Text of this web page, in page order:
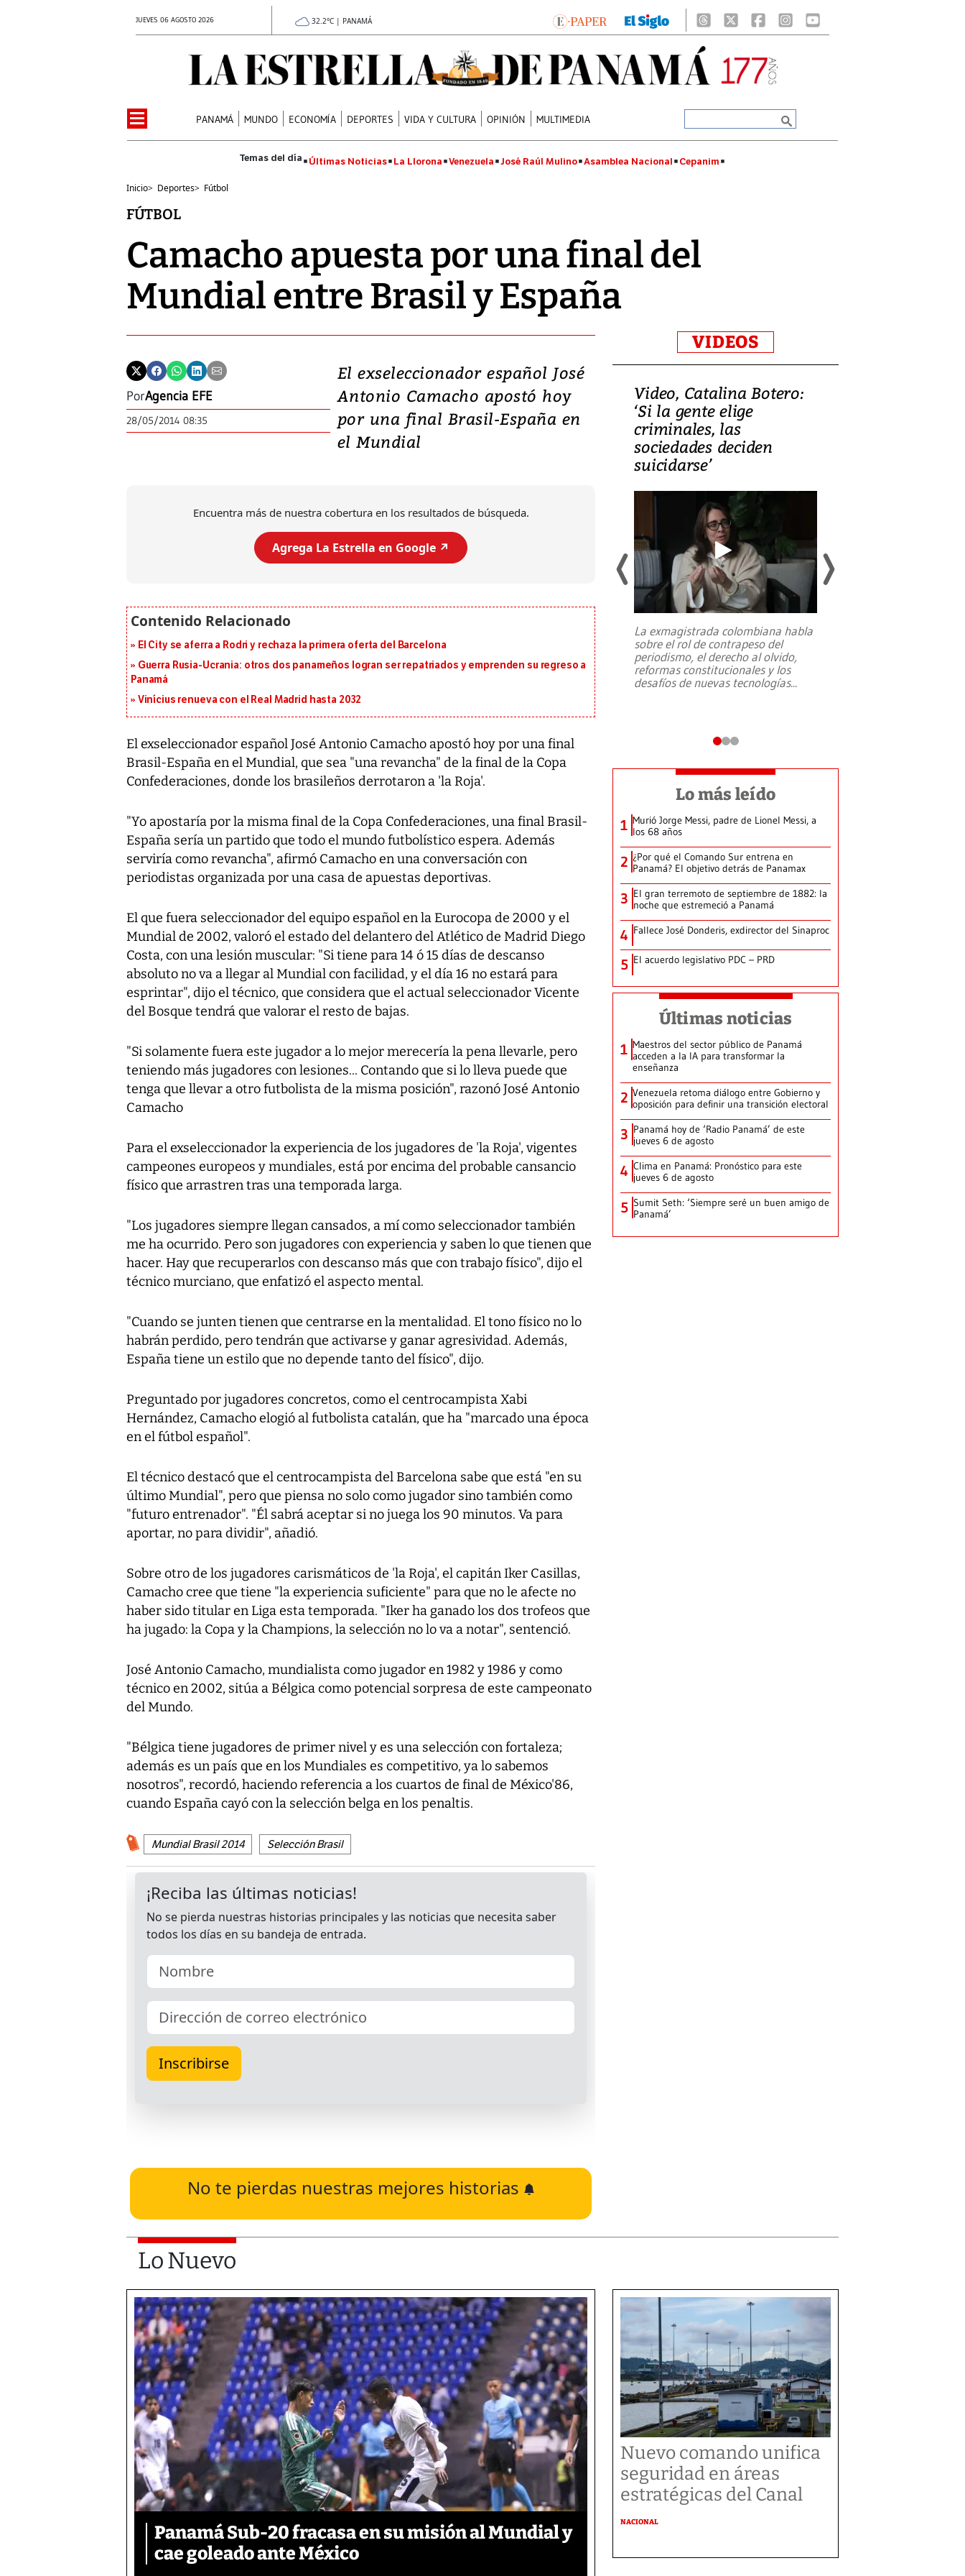
JUEVES 06 AGOSTO 2026 32.2°C | PANAMÁ
PANAMÁ MUNDO ECONOMÍA DEPORTES VIDA Y CULTURA OPINIÓN MULTIMEDIA
Últimas Noticias La Llorona Venezuela José Raúl Mulino Asamblea Nacional Cepanim
Inicio> Deportes> Fútbol
FÚTBOL
Camacho apuesta por una final del
Mundial entre Brasil y España
PorAgencia EFE
28/05/2014 08:35
El exseleccionador español José
Antonio Camacho apostó hoy
por una final Brasil-España en
el Mundial
Encuentra más de nuestra cobertura en los resultados de búsqueda.
Agrega La Estrella en Google ↗️
El City se aferra a Rodri y rechaza la primera oferta del Barcelona
Guerra Rusia-Ucrania: otros dos panameños logran ser repatriados y emprenden su regreso a
Panamá
Vinícius renueva con el Real Madrid hasta 2032
El exseleccionador español José Antonio Camacho apostó hoy por una final
Brasil-España en el Mundial, que sea "una revancha" de la final de la Copa
Confederaciones, donde los brasileños derrotaron a 'la Roja'.
"Yo apostaría por la misma final de la Copa Confederaciones, una final Brasil-
España sería un partido que todo el mundo futbolístico espera. Además
serviría como revancha", afirmó Camacho en una conversación con
periodistas organizada por una casa de apuestas deportivas.
El que fuera seleccionador del equipo español en la Eurocopa de 2000 y el
Mundial de 2002, valoró el estado del delantero del Atlético de Madrid Diego
Costa, con una lesión muscular: "Si tiene para 14 ó 15 días de descanso
absoluto no va a llegar al Mundial con facilidad, y el día 16 no estará para
esprintar", dijo el técnico, que considera que el actual seleccionador Vicente
del Bosque tendrá que valorar el resto de bajas.
"Si solamente fuera este jugador a lo mejor merecería la pena llevarle, pero
teniendo más jugadores con lesiones... Contando que si lo lleva puede que
tenga que llevar a otro futbolista de la misma posición", razonó José Antonio
Camacho
Para el exseleccionador la experiencia de los jugadores de 'la Roja', vigentes
campeones europeos y mundiales, está por encima del probable cansancio
físico que arrastren tras una temporada larga.
"Los jugadores siempre llegan cansados, a mí como seleccionador también
me ha ocurrido. Pero son jugadores con experiencia y saben lo que tienen que
hacer. Hay que recuperarlos con descanso más que con trabajo físico", dijo el
técnico murciano, que enfatizó el aspecto mental.
"Cuando se junten tienen que centrarse en la mentalidad. El tono físico no lo
habrán perdido, pero tendrán que activarse y ganar agresividad. Además,
España tiene un estilo que no depende tanto del físico", dijo.
Preguntado por jugadores concretos, como el centrocampista Xabi
Hernández, Camacho elogió al futbolista catalán, que ha "marcado una época
en el fútbol español".
El técnico destacó que el centrocampista del Barcelona sabe que está "en su
último Mundial", pero que piensa no solo como jugador sino también como
"futuro entrenador". "Él sabrá aceptar si no juega los 90 minutos. Va para
aportar, no para dividir", añadió.
Sobre otro de los jugadores carismáticos de 'la Roja', el capitán Iker Casillas,
Camacho cree que tiene "la experiencia suficiente" para que no le afecte no
haber sido titular en Liga esta temporada. "Iker ha ganado los dos trofeos que
ha jugado: la Copa y la Champions, la selección no lo va a notar", sentenció.
José Antonio Camacho, mundialista como jugador en 1982 y 1986 y como
técnico en 2002, sitúa a Bélgica como potencial sorpresa de este campeonato
del Mundo.
"Bélgica tiene jugadores de primer nivel y es una selección con fortaleza;
además es un país que en los Mundiales es competitivo, ya lo sabemos
nosotros", recordó, haciendo referencia a los cuartos de final de México'86,
cuando España cayó con la selección belga en los penaltis.
Mundial Brasil 2014 Selección Brasil
No te pierdas nuestras mejores historias
VIDEOS
Video, Japón: Terremoto
deja heridos y graves
daños en Kumamoto
7,1 se registró este martes 28 de
emergencia de gran
Video, Catalina Botero:
‘Si la gente elige
criminales, las
sociedades deciden
suicidarse’
La exmagistrada colombiana habla
sobre el rol de contrapeso del
periodismo, el derecho al olvido,
reformas constitucionales y los
desafíos de nuevas tecnologías...
Lo más leído
1 Murió Jorge Messi, padre de Lionel Messi, a
los 68 años
2 ¿Por qué el Comando Sur entrena en
Panamá? El objetivo detrás de Panamax
3 El gran terremoto de septiembre de 1882: la
noche que estremeció a Panamá
4 Fallece José Donderis, exdirector del Sinaproc
5 El acuerdo legislativo PDC – PRD
Últimas noticias
1 Maestros del sector público de Panamá
acceden a la IA para transformar la
enseñanza
2 Venezuela retoma diálogo entre Gobierno y
oposición para definir una transición electoral
3 Panamá hoy de ‘Radio Panamá’ de este
jueves 6 de agosto
4 Clima en Panamá: Pronóstico para este
jueves 6 de agosto
5 Sumit Seth: ‘Siempre seré un buen amigo de
Panamá’
Lo Nuevo
Panamá Sub-20 fracasa en su misión al Mundial y
cae goleado ante México
Nuevo comando unifica
seguridad en áreas
estratégicas del Canal
NACIONAL